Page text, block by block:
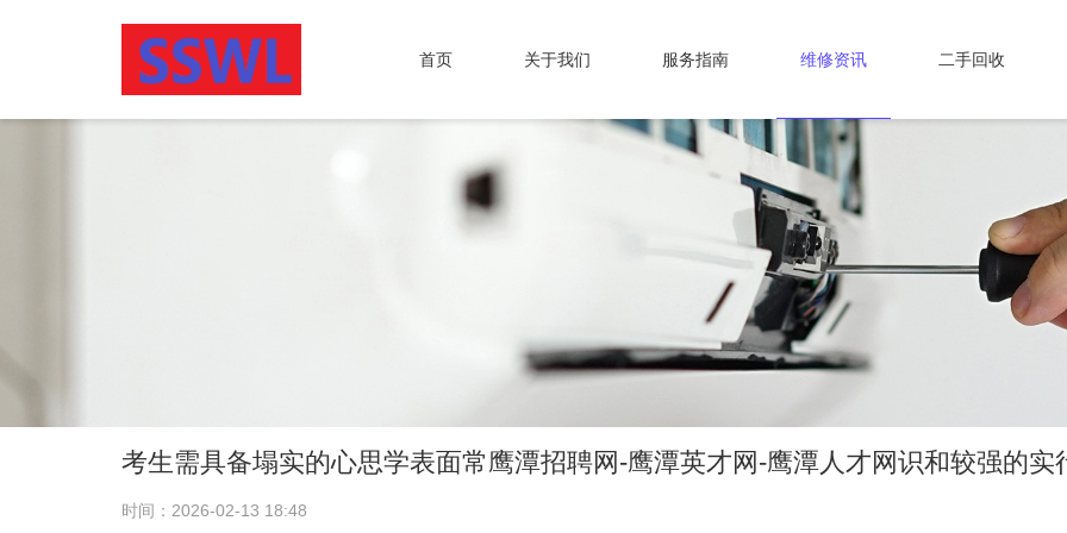
首页 关于我们 服务指南 维修资讯 二手回收
考生需具备塌实的心思学表面常鹰潭招聘网-鹰潭英才网-鹰潭人才网识和较强的实
时间：2026-02-13 18:48